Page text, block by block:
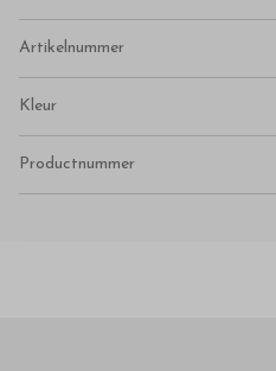
Artikelnummer
Kleur
Productnummer